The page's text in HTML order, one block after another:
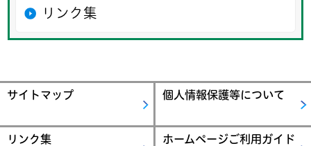
リンク集
サイトマップ 個人情報保護等について
リンク集 ホームページご利用ガイド